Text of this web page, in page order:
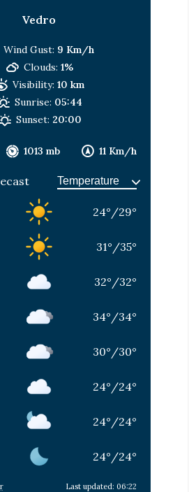
Vedro
1013 mb 11 Km/h
Wind Gust: 9 Km/h
Clouds: 1%
Visibility: 10 km
Sunrise: 05:44
Sunset: 20:00
24° /29°
31° /35°
32° /32°
34° /34°
30° /30°
24° /24°
24° /24°
24° /24°
Last updated: 06:22